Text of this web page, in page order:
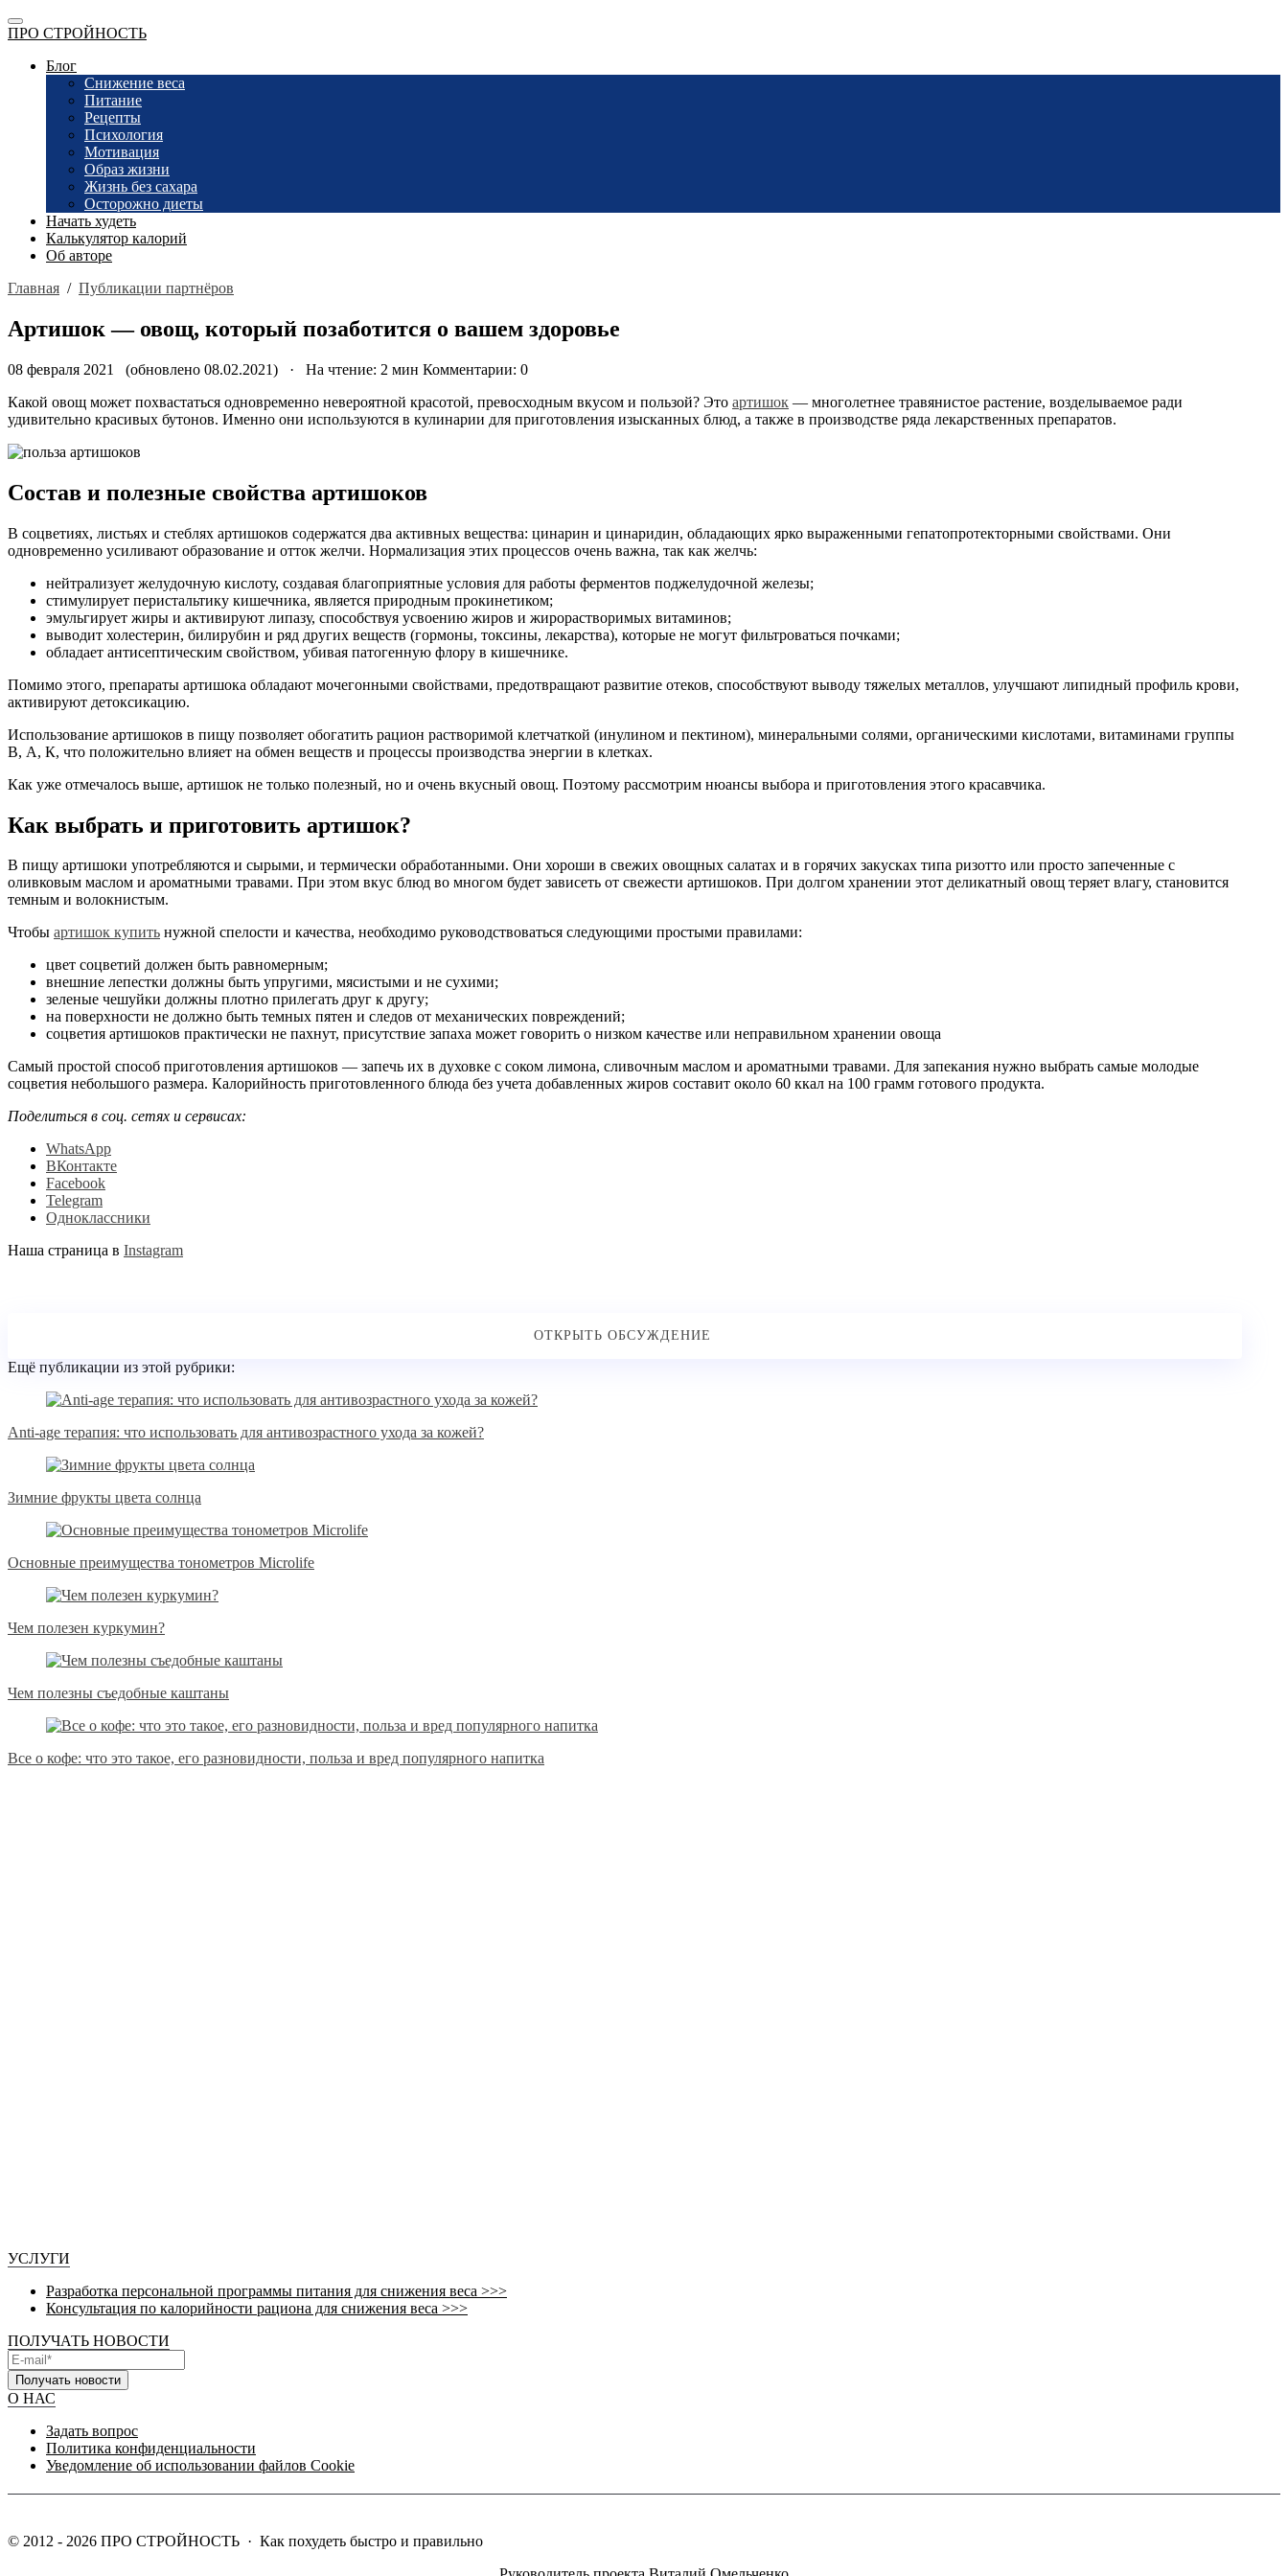
ПРО СТРОЙНОСТЬ
Блог
Снижение веса
Питание
Рецепты
Психология
Мотивация
Образ жизни
Жизнь без сахара
Осторожно диеты
Начать худеть
Калькулятор калорий
Об авторе
Главная / Публикации партнёров
Артишок — овощ, который позаботится о вашем здоровье
08 февраля 2021 (обновлено 08.02.2021) · На чтение: 2 мин Комментарии: 0
Какой овощ может похвастаться одновременно невероятной красотой, превосходным вкусом и пользой? Это артишок — многолетнее травянистое растение, возделываемое ради
удивительно красивых бутонов. Именно они используются в кулинарии для приготовления изысканных блюд, а также в производстве ряда лекарственных препаратов.
Состав и полезные свойства артишоков
В соцветиях, листьях и стеблях артишоков содержатся два активных вещества: цинарин и цинаридин, обладающих ярко выраженными гепатопротекторными свойствами. Они
одновременно усиливают образование и отток желчи. Нормализация этих процессов очень важна, так как желчь:
нейтрализует желудочную кислоту, создавая благоприятные условия для работы ферментов поджелудочной железы;
стимулирует перистальтику кишечника, является природным прокинетиком;
эмульгирует жиры и активируют липазу, способствуя усвоению жиров и жирорастворимых витаминов;
выводит холестерин, билирубин и ряд других веществ (гормоны, токсины, лекарства), которые не могут фильтроваться почками;
обладает антисептическим свойством, убивая патогенную флору в кишечнике.
Помимо этого, препараты артишока обладают мочегонными свойствами, предотвращают развитие отеков, способствуют выводу тяжелых металлов, улучшают липидный профиль крови,
активируют детоксикацию.
Использование артишоков в пищу позволяет обогатить рацион растворимой клетчаткой (инулином и пектином), минеральными солями, органическими кислотами, витаминами группы
В, А, К, что положительно влияет на обмен веществ и процессы производства энергии в клетках.
Как уже отмечалось выше, артишок не только полезный, но и очень вкусный овощ. Поэтому рассмотрим нюансы выбора и приготовления этого красавчика.
Как выбрать и приготовить артишок?
В пищу артишоки употребляются и сырыми, и термически обработанными. Они хороши в свежих овощных салатах и в горячих закусках типа ризотто или просто запеченные с
оливковым маслом и ароматными травами. При этом вкус блюд во многом будет зависеть от свежести артишоков. При долгом хранении этот деликатный овощ теряет влагу, становится
темным и волокнистым.
Чтобы артишок купить нужной спелости и качества, необходимо руководствоваться следующими простыми правилами:
цвет соцветий должен быть равномерным;
внешние лепестки должны быть упругими, мясистыми и не сухими;
зеленые чешуйки должны плотно прилегать друг к другу;
на поверхности не должно быть темных пятен и следов от механических повреждений;
соцветия артишоков практически не пахнут, присутствие запаха может говорить о низком качестве или неправильном хранении овоща
Самый простой способ приготовления артишоков — запечь их в духовке с соком лимона, сливочным маслом и ароматными травами. Для запекания нужно выбрать самые молодые
соцветия небольшого размера. Калорийность приготовленного блюда без учета добавленных жиров составит около 60 ккал на 100 грамм готового продукта.
Поделиться в соц. сетях и сервисах:
WhatsApp
ВКонтакте
Facebook
Telegram
Одноклассники
Наша страница в Instagram
Ещё публикации из этой рубрики:
Anti-age терапия: что использовать для антивозрастного ухода за кожей?
Зимние фрукты цвета солнца
Основные преимущества тонометров Microlife
Чем полезен куркумин?
Чем полезны съедобные каштаны
Все о кофе: что это такое, его разновидности, польза и вред популярного напитка
УСЛУГИ
Разработка персональной программы питания для снижения веса >>>
Консультация по калорийности рациона для снижения веса >>>
ПОЛУЧАТЬ НОВОСТИ
Получать новости
О НАС
Задать вопрос
Политика конфиденциальности
Уведомление об использовании файлов Cookie
© 2012 - 2026 ПРО СТРОЙНОСТЬ · Как похудеть быстро и правильно